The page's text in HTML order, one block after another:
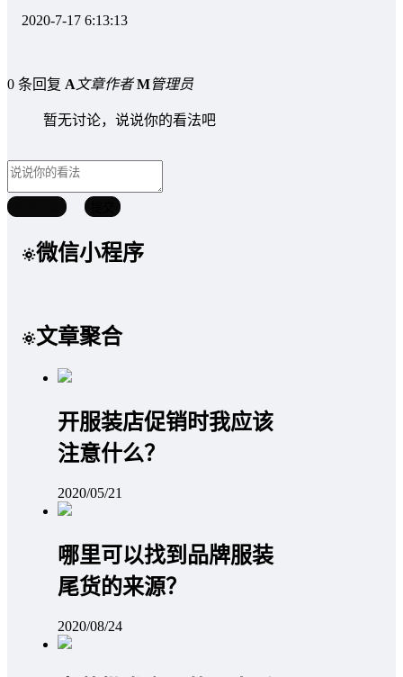
2020-7-17 6:13:13
0 条回复 A文章作者 M管理员
暂无讨论，说说你的看法吧
微信小程序
文章聚合
开服装店促销时我应该
注意什么？
2020/05/21
哪里可以找到品牌服装
尾货的来源？
2020/08/24